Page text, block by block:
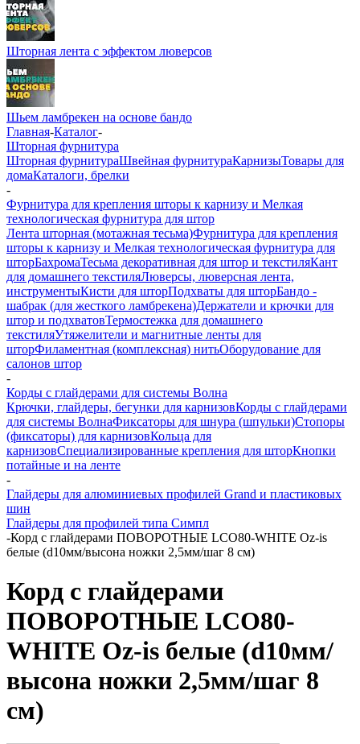
Шторная лента с эффектом люверсов
Шьем ламбрекен на основе бандо
Главная-Каталог-
Шторная фурнитура
Шторная фурнитураШвейная фурнитураКарнизыТовары для
домаКаталоги, брелки
-
Фурнитура для крепления шторы к карнизу и Мелкая
технологическая фурнитура для штор
Лента шторная (мотажная тесьма)Фурнитура для крепления
шторы к карнизу и Мелкая технологическая фурнитура для
шторБахромаТесьма декоративная для штор и текстиляКант
для домашнего текстиляЛюверсы, люверсная лента,
инструментыКисти для шторПодхваты для шторБандо -
шабрак (для жесткого ламбрекена)Держатели и крючки для
штор и подхватовТермостежка для домашнего
текстиляУтяжелители и магнитные ленты для
шторФиламентная (комплексная) нитьОборудование для
салонов штор
-
Корды с глайдерами для системы Волна
Крючки, глайдеры, бегунки для карнизовКорды с глайдерами
для системы ВолнаФиксаторы для шнура (шпульки)Стопоры
(фиксаторы) для карнизовКольца для
карнизовСпециализированные крепления для шторКнопки
потайные и на ленте
-
Глайдеры для алюминиевых профилей Grand и пластиковых
шин
Глайдеры для профилей типа Симпл
-Корд с глайдерами ПОВОРОТНЫЕ LCO80-WHITE Oz-is
белые (d10мм/высона ножки 2,5мм/шаг 8 см)
Корд с глайдерами
ПОВОРОТНЫЕ LCO80-
WHITE Oz-is белые (d10мм/
высона ножки 2,5мм/шаг 8
см)